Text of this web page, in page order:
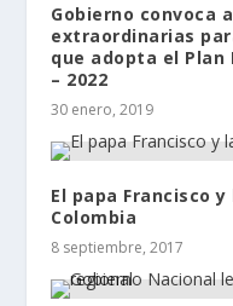
Gobierno convoca
extraordinarias
que adopta el Plan
– 2022
30 enero, 2019
El papa Francisco
Colombia
8 septiembre, 2017